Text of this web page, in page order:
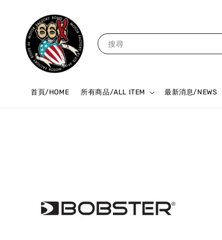
搜尋
首頁/HOME 所有商品/ALL ITEM 最新消息/NEWS